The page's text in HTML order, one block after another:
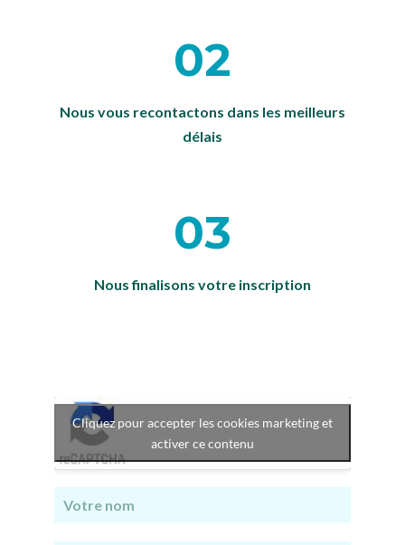
02
Nous vous recontactons dans les meilleurs
délais
03
Nous finalisons votre inscription
Cliquez pour accepter les cookies marketing et
activer ce contenu